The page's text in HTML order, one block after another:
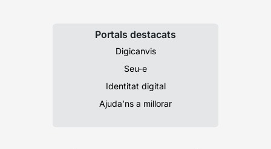
Portals destacats
Digicanvis
Seu-e
Identitat digital
Ajuda’ns a millorar